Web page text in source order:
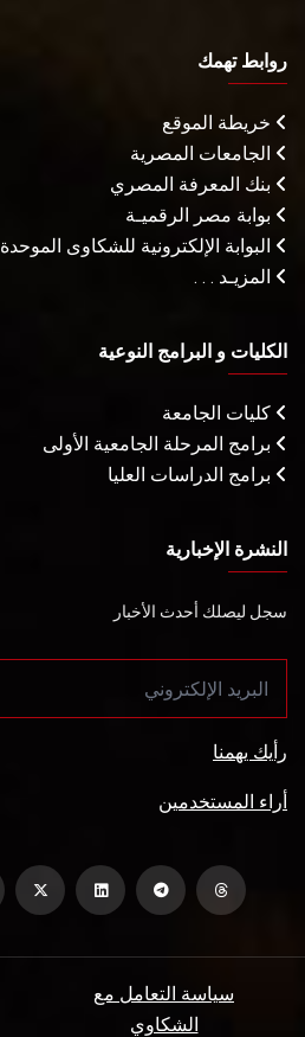
روابط تهمك
خريطة الموقع
الجامعات المصرية
بنك المعرفة المصري
بوابة مصر الرقميـة
البوابة الإلكترونية للشكاوى الموحدة
المزيـد . . .
الكليات و البرامج النوعية
كليات الجامعة
برامج المرحلة الجامعية الأولى
برامج الدراسات العليا
النشرة الإخبارية
سجل ليصلك أحدث الأخبار
رأيك يهمنا
أراء المستخدمين
سياسة التعامل مع
الشكاوي